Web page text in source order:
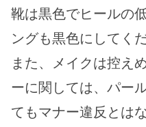
靴は黒色でヒールの
ングも黒色にしてくだ
また、メイクは控え
ーに関しては、パー
てもマナー違反とは